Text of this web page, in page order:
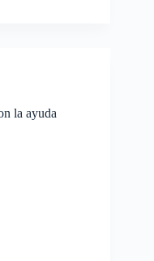
la ayuda